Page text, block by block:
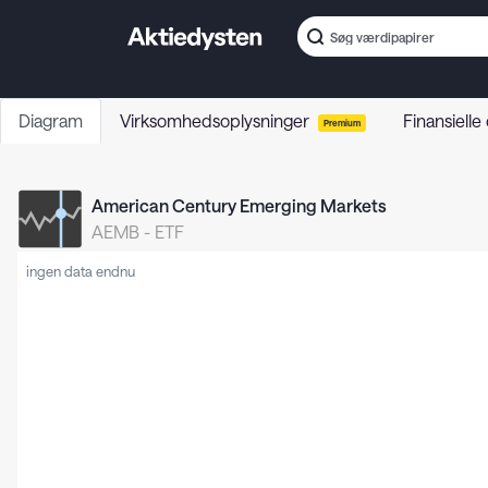
Diagram Virksomhedsoplysninger Premium
American Century Emerging Markets
AEMB - ETF
ingen data endnu